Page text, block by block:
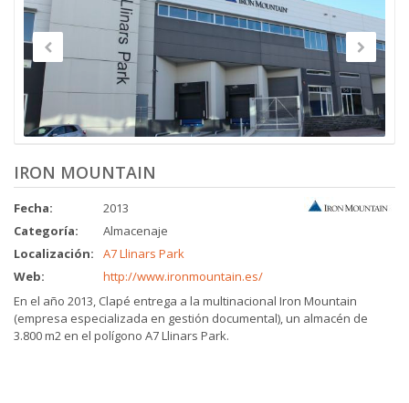
IRON MOUNTAIN
Fecha:
2013
Categoría:
Almacenaje
Localización:
A7 Llinars Park
Web:
http://www.ironmountain.es/
En el año 2013, Clapé entrega a la multinacional Iron Mountain
(empresa especializada en gestión documental), un almacén de
3.800 m2 en el polígono A7 Llinars Park.